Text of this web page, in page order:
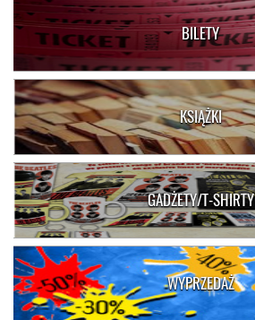
BILETY
KSIĄŻKI
GADŻETY/T-SHIRTY
WYPRZEDAŻ